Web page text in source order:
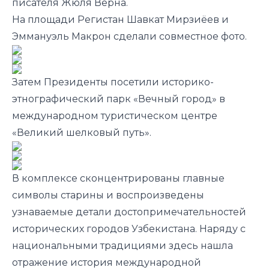
писателя Жюля Верна.
На площади Регистан Шавкат Мирзиёев и
Эммануэль Макрон сделали совместное фото.
Затем Президенты посетили историко-
этнографический парк «Вечный город» в
международном туристическом центре
«Великий шелковый путь».
В комплексе сконцентрированы главные
символы старины и воспроизведены
узнаваемые детали достопримечательностей
исторических городов Узбекистана. Наряду с
национальными традициями здесь нашла
отражение история международной